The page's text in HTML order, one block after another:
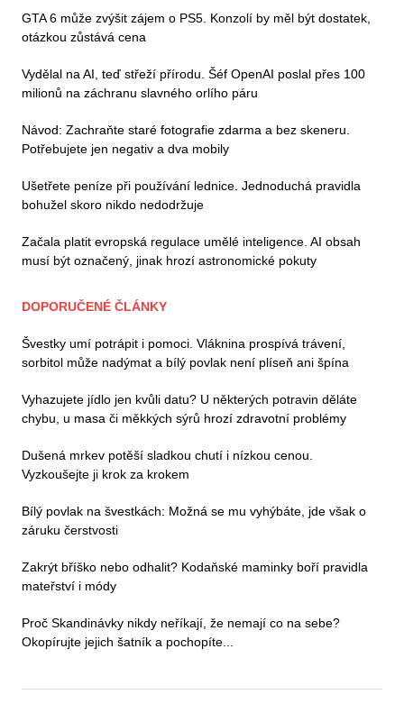
GTA 6 může zvýšit zájem o PS5. Konzolí by měl být dostatek,
otázkou zůstává cena
Vydělal na AI, teď střeží přírodu. Šéf OpenAI poslal přes 100
milionů na záchranu slavného orlího páru
Návod: Zachraňte staré fotografie zdarma a bez skeneru.
Potřebujete jen negativ a dva mobily
Ušetřete peníze při používání lednice. Jednoduchá pravidla
bohužel skoro nikdo nedodržuje
Začala platit evropská regulace umělé inteligence. AI obsah
musí být označený, jinak hrozí astronomické pokuty
DOPORUČENÉ ČLÁNKY
Švestky umí potrápit i pomoci. Vláknina prospívá trávení,
sorbitol může nadýmat a bílý povlak není plíseň ani špína
Vyhazujete jídlo jen kvůli datu? U některých potravin děláte
chybu, u masa či měkkých sýrů hrozí zdravotní problémy
Dušená mrkev potěší sladkou chutí i nízkou cenou.
Vyzkoušejte ji krok za krokem
Bílý povlak na švestkách: Možná se mu vyhýbáte, jde však o
záruku čerstvosti
Zakrýt bříško nebo odhalit? Kodaňské maminky boří pravidla
mateřství i módy
Proč Skandinávky nikdy neříkají, že nemají co na sebe?
Okopírujte jejich šatník a pochopíte...